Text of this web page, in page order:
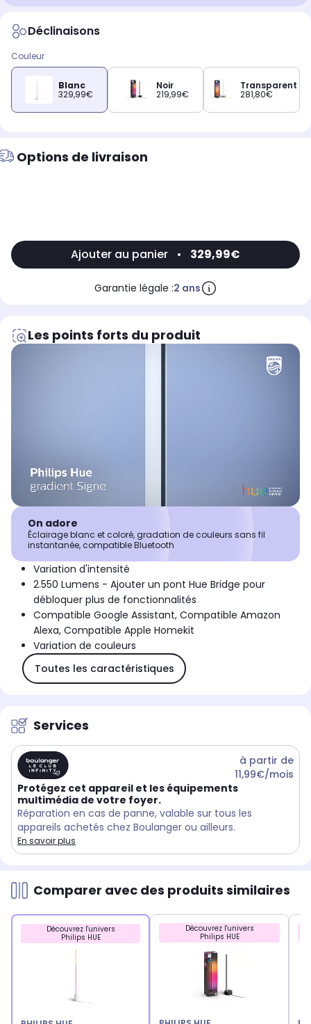
Déclinaisons
Couleur
Blanc
329,99€
Noir
219,99€
Transparent
281,80€
Options de livraison
Ajouter au panier • 329,99€
Garantie légale :2 ans
Les points forts du produit
On adore
Éclairage blanc et coloré, gradation de couleurs sans fil
instantanée, compatible Bluetooth
Variation d'intensité
2.550 Lumens - Ajouter un pont Hue Bridge pour
débloquer plus de fonctionnalités
Compatible Google Assistant, Compatible Amazon
Alexa, Compatible Apple Homekit
Variation de couleurs
Toutes les caractéristiques
Services
à partir de
11,99€/mois
Protégez cet appareil et les équipements
multimédia de votre foyer.
Réparation en cas de panne, valable sur tous les
appareils achetés chez Boulanger ou ailleurs.
En savoir plus
Comparer avec des produits similaires
Découvrez l'univers
Philips HUE
Découvrez l'univers
Philips HUE